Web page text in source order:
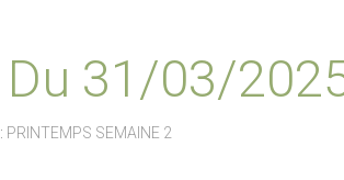
Du 31/03/
PRINTEMPS SEMAINE 2